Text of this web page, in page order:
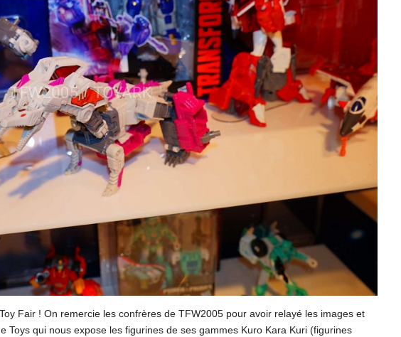
Fair ! On remercie les confrères de TFW2005 pour avoir relayé les images et
Toys qui nous expose les figurines de ses gammes Kuro Kara Kuri (figurines